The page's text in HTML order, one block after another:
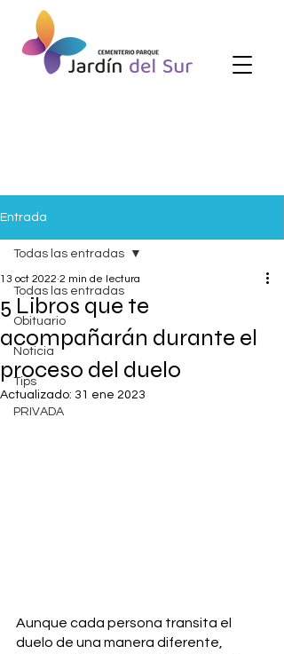
Entrada
Todas las entradas
Obituario
Noticia
Tips
PRIVADA
Todas las entradas
5 Libros que te
acompañarán durante el
proceso del duelo
13 oct 2022 2 min de lectura
Actualizado: 31 ene 2023
Aunque cada persona transita el
duelo de una manera diferente,